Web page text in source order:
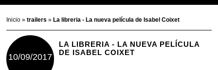
Inicio»trailers» La libreria - La nueva película de Isabel Coixet
10/09/2017
LA LIBRERIA - LA NUEVA PELÍCULA
DE ISABEL COIXET